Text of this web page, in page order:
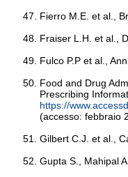
Fierro M.E. et al.,
Fraiser L.H. et al.,
Fulco P.P et al.,
Food and Drug
Prescribing
https://
(accesso: febbraio
Gilbert C.J. et al.,
Gupta S., Mahipal